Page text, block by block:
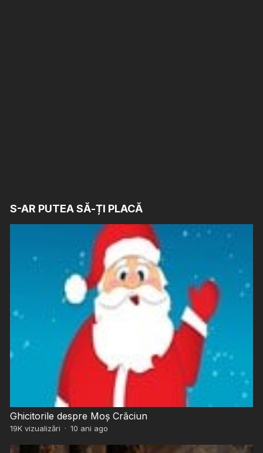
S-AR PUTEA SĂ-ȚI PLACĂ
Ghicitorile despre Moș Crăciun
19Kvizualizări · 10 ani ago